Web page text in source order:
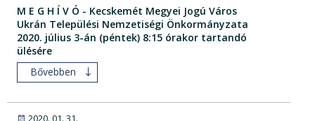
M E G H Í V Ó - Kecskemét Megyei Jogú Város
Ukrán Települési Nemzetiségi Önkormányzata
2020. július 3-án (péntek) 8:15 órakor tartandó
ülésére
Bővebben
2020. 01. 31.